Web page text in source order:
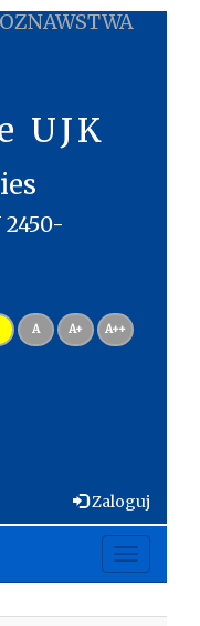
UJK
2450-
A A+ A++
Zaloguj
Toggle